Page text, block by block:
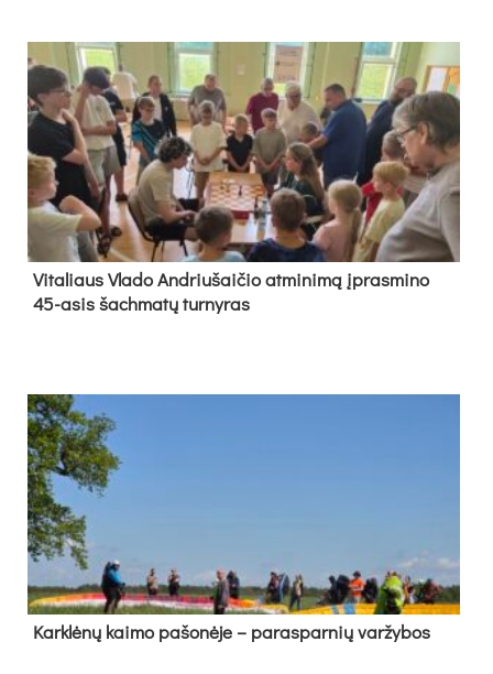
Vi­ta­liaus Vla­do And­riu­šai­čio at­mi­ni­mą įpras­mi­no
45-asis šach­ma­tų tur­ny­ras
Kark­lė­nų kai­mo pa­šo­nė­je – pa­ras­par­nių var­žy­bos